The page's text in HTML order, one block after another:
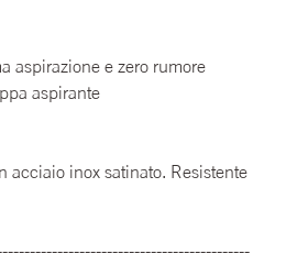
aspirazione e zero rumore
aspirante
acciaio inox satinato. Resistente